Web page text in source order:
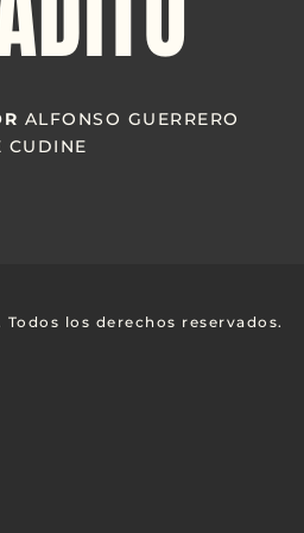
ALFONSO GUERRERO
CUDINE
Todos los derechos reservados.